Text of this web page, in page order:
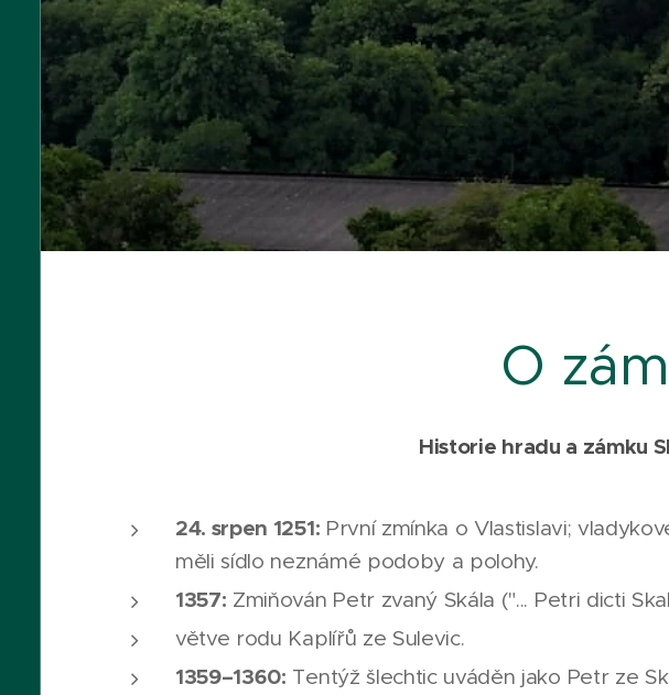
O
Historie hradu a zámku
24. srpen 1251: První zmínka o Vlastislavi;
měli sídlo neznámé podoby a polohy.
1357: Zmiňován Petr zvaný Skála ("... Petri dicti
větve rodu Kaplířů ze Sulevic.
1359–1360: Tentýž šlechtic uváděn jako Petr ze